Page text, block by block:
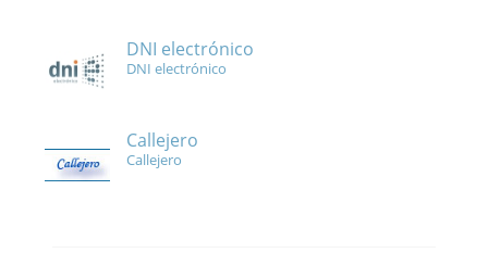
DNI electrónico
DNI electrónico
Callejero
Callejero